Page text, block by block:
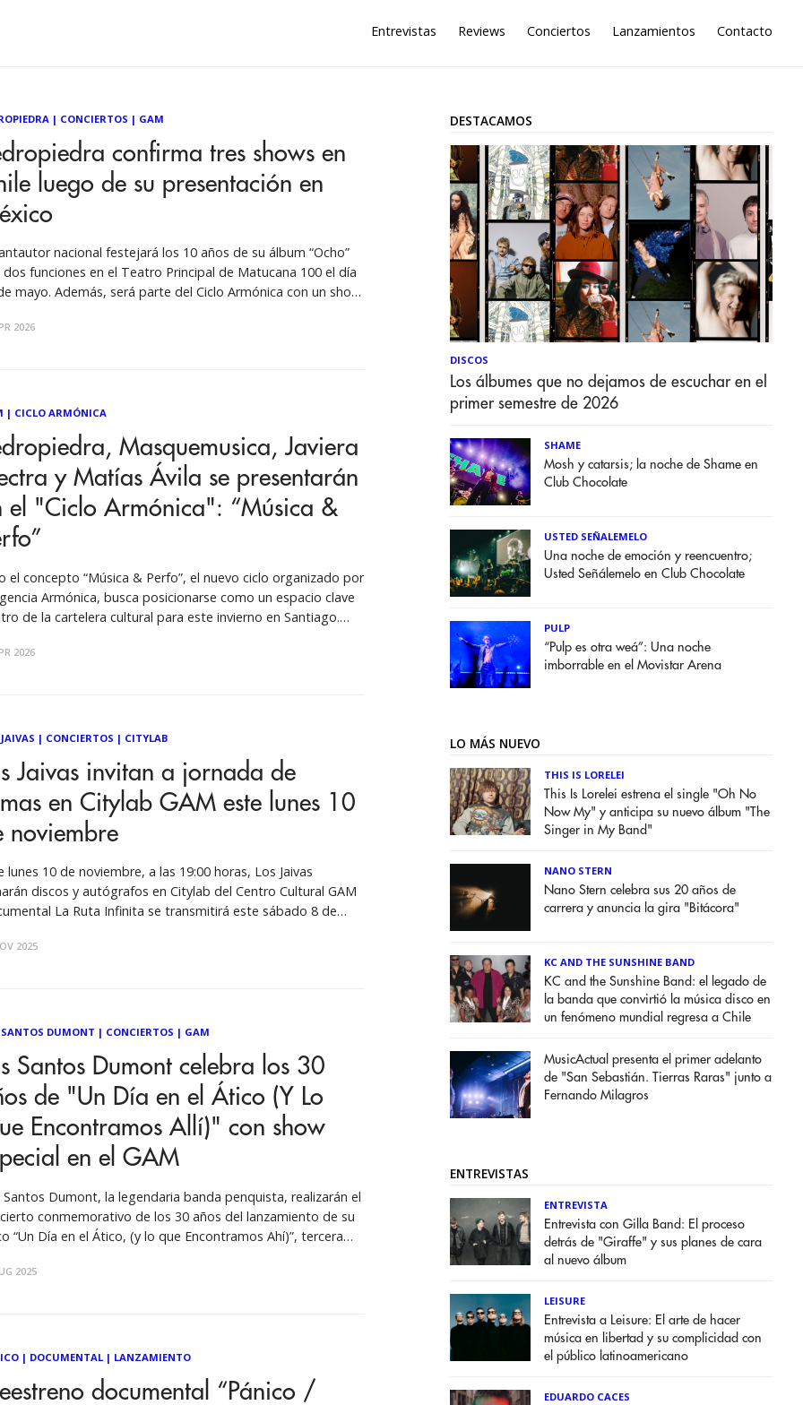
Entrevistas Reviews Conciertos Lanzamientos Contacto
| CONCIERTOS | GAM
confirma tres shows en
luego de su presentación en
nacional festejará los 10 años de su álbum “Ocho”
dos funciones en el Teatro Principal de Matucana 100 el día
mayo. Además, será parte del Ciclo Armónica con un show
en GAM. Luego del
2026
| CICLO ARMÓNICA
Masquemusica, Javiera
y Matías Ávila se presentarán
el "Ciclo Armónica": “Música &
el concepto “Música & Perfo”, el nuevo ciclo organizado por
Armónica, busca posicionarse como un espacio clave
de la cartelera cultural para este invierno en Santiago.
Mistral (GAM) acogerá un ciclo íntimo enfocado
2026
| CONCIERTOS | CITYLAB
Jaivas invitan a jornada de
en Citylab GAM este lunes 10
noviembre
lunes 10 de noviembre, a las 19:00 horas, Los Jaivas
discos y autógrafos en Citylab del Centro Cultural GAM
La Ruta Infinita se transmitirá este sábado 8 de
concierto que
2025
SANTOS DUMONT | CONCIERTOS | GAM
Santos Dumont celebra los 30
de "Un Día en el Ático (Y Lo
Encontramos Allí)" con show
en el GAM
Santos Dumont, la legendaria banda penquista, realizarán el
conmemorativo de los 30 años del lanzamiento de su
“Un Día en el Ático, (y lo que Encontramos Ahí)”, tercera
la etiqueta del sello multinacional EMI ODEON. Luego
2025
| DOCUMENTAL| LANZAMIENTO
documental “Pánico /
DESTACAMOS
DISCOS
Los álbumes que no dejamos de escuchar en el
primer semestre de 2026
SHAME
Mosh y catarsis; la noche de Shame en
Club Chocolate
USTED SEÑALEMELO
Una noche de emoción y reencuentro;
Usted Señálemelo en Club Chocolate
PULP
“Pulp es otra weá”: Una noche
imborrable en el Movistar Arena
LO MÁS NUEVO
THIS IS LORELEI
This Is Lorelei estrena el single "Oh No
Now My" y anticipa su nuevo álbum "The
Singer in My Band"
NANO STERN
Nano Stern celebra sus 20 años de
carrera y anuncia la gira "Bitácora"
KC AND THE SUNSHINE BAND
KC and the Sunshine Band: el legado de
la banda que convirtió la música disco en
un fenómeno mundial regresa a Chile
MusicActual presenta el primer adelanto
de "San Sebastián. Tierras Raras" junto a
Fernando Milagros
ENTREVISTAS
ENTREVISTA
Entrevista con Gilla Band: El proceso
detrás de "Giraffe" y sus planes de cara
al nuevo álbum
LEISURE
Entrevista a Leisure: El arte de hacer
música en libertad y su complicidad con
el público latinoamericano
EDUARDO CACES